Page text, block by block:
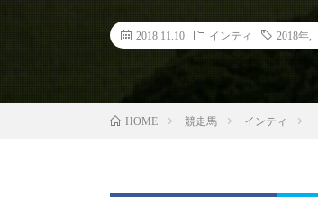
2018.11.10 インティ 2018年
HOME 競走馬 インティ